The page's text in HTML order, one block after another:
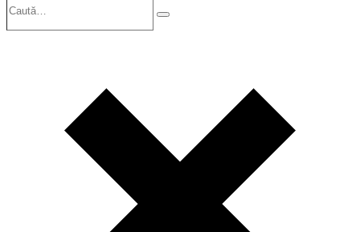
Search